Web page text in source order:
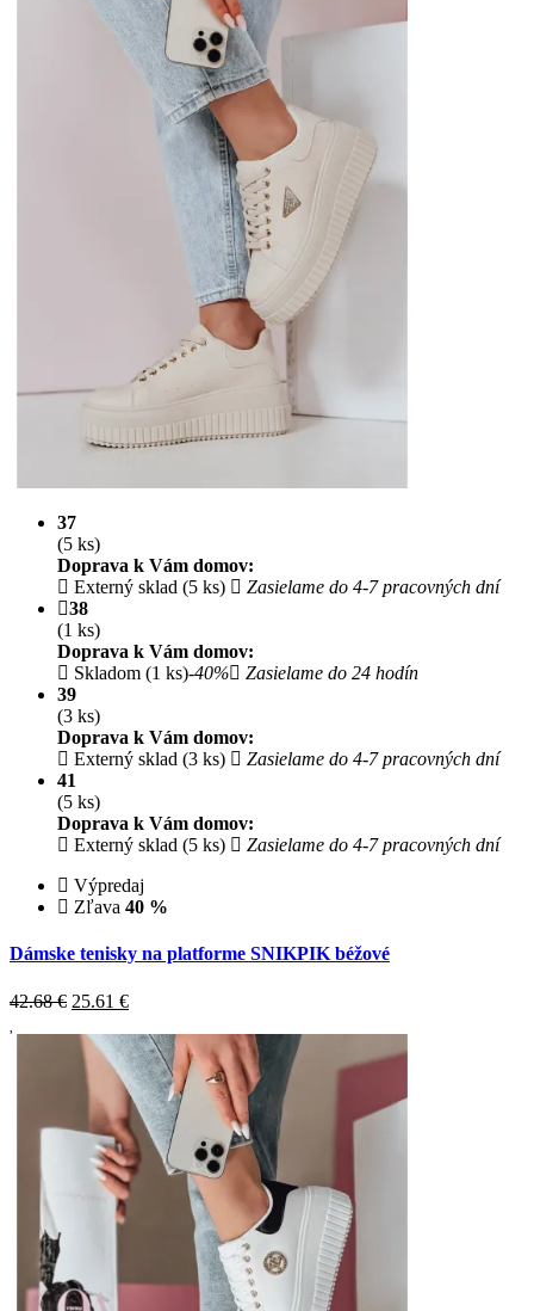
37
(5 ks)
Doprava k Vám domov:
Externý sklad (5 ks)
Zasielame do 4-7 pracovných dní
38
(1 ks)
Doprava k Vám domov:
Skladom (1 ks)-40%
Zasielame do 24 hodín
39
(3 ks)
Doprava k Vám domov:
Externý sklad (3 ks)
Zasielame do 4-7 pracovných dní
41
(5 ks)
Doprava k Vám domov:
Externý sklad (5 ks)
Zasielame do 4-7 pracovných dní
Výpredaj
Zľava 40 %
Dámske tenisky na platforme SNIKPIK béžové
42.68 € 25.61 €